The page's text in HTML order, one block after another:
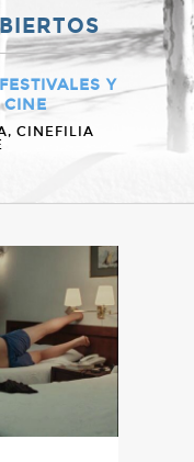
Y
CINE
CINEFILIA